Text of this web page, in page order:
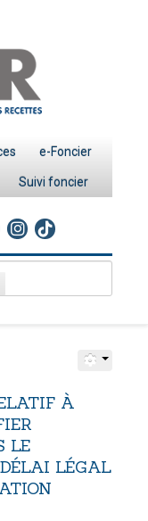
e-Foncier
Suivi foncier
navigation
fiscal
Togolaise
À
LE
DÉLAI LÉGAL